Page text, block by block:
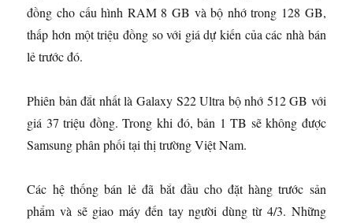
đồng cho cấu hình RAM 8 GB và bộ nhớ trong 128 GB,
thấp hơn một triệu đồng so với giá dự kiến của các nhà bán
lẻ trước đó.
Phiên bản đắt nhất là Galaxy S22 Ultra bộ nhớ 512 GB với
giá 37 triệu đồng. Trong khi đó, bản 1 TB sẽ không được
Samsung phân phối tại thị trường Việt Nam.
Các hệ thống bán lẻ đã bắt đầu cho đặt hàng trước sản
phẩm và sẽ giao máy đến tay người dùng từ 4/3. Những